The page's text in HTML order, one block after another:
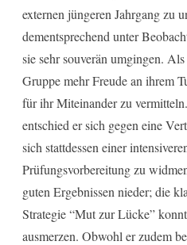
externen jüngeren Jahrgang zu
dementsprechend unter
sie sehr souverän umgingen.
Gruppe mehr Freude an ihrem
für ihr Miteinander zu
entschied er sich gegen eine
sich stattdessen einer
Prüfungsvorbereitung zu
guten Ergebnissen nieder; die
Strategie “Mut zur Lücke”
ausmerzen. Obwohl er zudem